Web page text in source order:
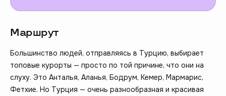
Маршрут
Большинство людей, отправляясь в Турцию, выбирает
топовые курорты — просто по той причине, что они на
слуху. Это Анталья, Аланья, Бодрум, Кемер, Мармарис,
Фетхие. Но Турция — очень разнообразная и красивая